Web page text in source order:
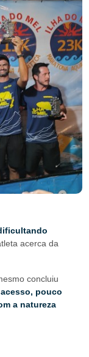
acerca da
concluiu
pouco
a natureza